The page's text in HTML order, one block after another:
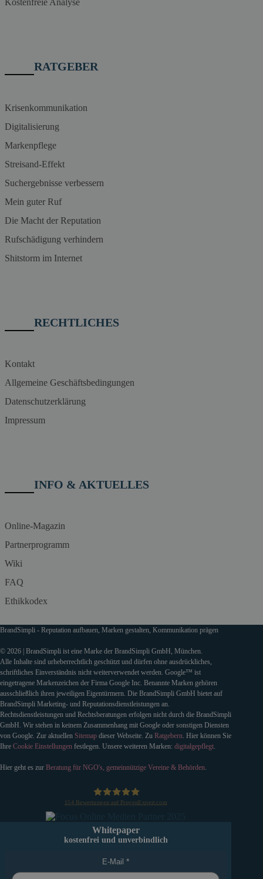
Kostenfreie Analyse
RATGEBER
Krisenkommunikation
Digitalisierung
Markenpflege
Streisand-Effekt
Suchergebnisse verbessern
Mein guter Ruf
Die Macht der Reputation
Rufschädigung verhindern
Shitstorm im Internet
RECHTLICHES
Kontakt
Allgemeine Geschäftsbedingungen
Datenschutzerklärung
Impressum
INFO & AKTUELLES
Online-Magazin
Partnerprogramm
Wiki
FAQ
Ethikkodex
BrandSimpli - Reputation aufbauen, Marken gestalten, Kommunikation prägen
© 2026 | BrandSimpli ist eine Marke der BrandSimpli GmbH, München.
Alle Inhalte sind urheberrechtlich geschützt und dürfen ohne ausdrückliches,
schriftliches Einverständnis nicht weiterverwendet werden. Google™ ist
eingetragene Markenzeichen der Firma Google Inc. Benannte Marken gehören
ausschließlich ihren jeweiligen Eigentürmern. Die BrandSimpli GmbH bietet auf
BrandSimpli Marketing- und Reputationsdienstleistungen an.
Rechtsdienstleistungen und Rechtsberatungen erfolgen nicht durch die BrandSimpli
GmbH. Wir stehen in keinem Zusammenhang mit Google oder sonstigen Diensten
von Google. Zur aktuellen Sitemap dieser Webseite. Zu Ratgebern. Hier können Sie
Ihre Cookie Einstellungen festlegen. Unsere weiteren Marken: digitalgepflegt.
Hier geht es zur Beratung für NGO's, gemeinnützige Vereine & Behörden.
154 Bewertungen auf ProvenExpert.com
Whitepaper
kostenfrei und unverbindlich
E-Mail